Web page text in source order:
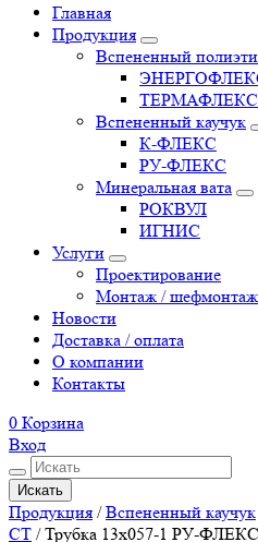
Главная
Продукция
Вспененный
ТЕРМАФЛЕКС
Вспененный каучук
К-ФЛЕКС
РУ-ФЛЕКС
Минеральная вата
РОКВУЛ
ИГНИС
Услуги
Проектирование
Монтаж / шефмонтаж
Новости
Доставка / оплата
О компании
Контакты
0 Корзина
Вход
Искать
Продукция /Вспененный каучук
СТ /Трубка 13х057-1 РУ-